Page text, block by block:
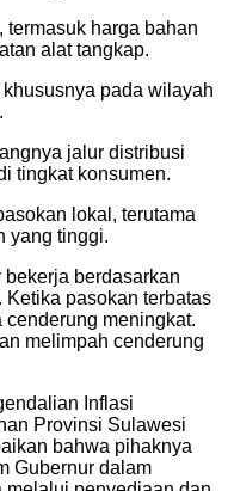
harga bahan
alat tangkap.
pada wilayah
jalur distribusi
tingkat konsumen.
lokal, terutama
yang tinggi.
berdasarkan
Ketika pasokan terbatas
meningkat.
melimpah cenderung
Inflasi
Provinsi Sulawesi
bahwa pihaknya
Gubernur dalam